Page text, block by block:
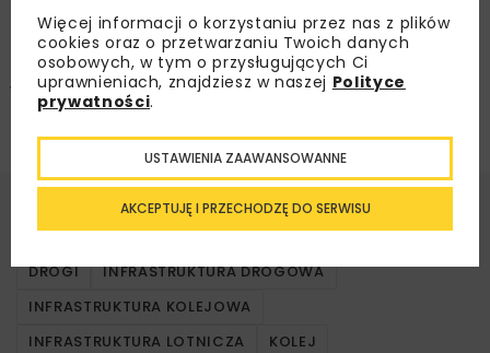
Infrastruktura lotnicza
Z ostatniego raportu Polskiej Agencji Żeglugi Powietrznej
wynika, że nie ma żadnych istotnych problemów, które
zakłóciłyby ruch powietrzny.
Ministerstwo Infrastruktury,
DROGI
INFRASTRUKTURA DROGOWA
INFRASTRUKTURA KOLEJOWA
INFRASTRUKTURA LOTNICZA
KOLEJ
Więcej informacji o korzystaniu przez nas z plików
cookies oraz o przetwarzaniu Twoich danych
osobowych, w tym o przysługujących Ci
uprawnieniach, znajdziesz w naszej Polityce
prywatności.
AKCEPTUJĘ I PRZECHODZĘ DO SERWISU
USTAWIENIA ZAAWANSOWANNE